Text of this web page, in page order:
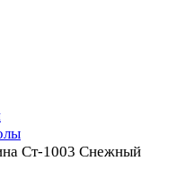
Ст-1003 Снежный